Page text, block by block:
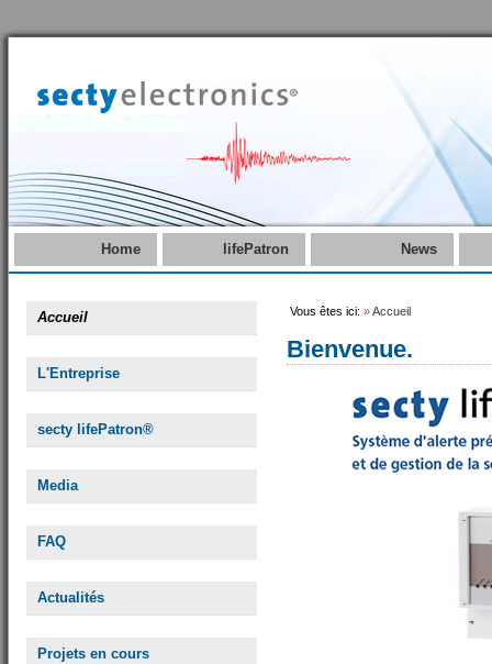
Home lifePatron News
Accueil
L'Entreprise
secty lifePatron®
Media
FAQ
Actualités
Projets en cours
Vous êtes ici: »Accueil
Bienvenue.